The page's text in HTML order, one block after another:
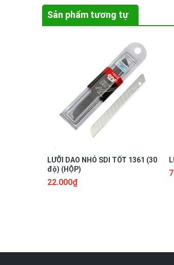
Sản phẩm tương tự
LƯỠI DAO NHỎ SDI TỐT 1361 (30
độ) (HỘP)
22.000₫